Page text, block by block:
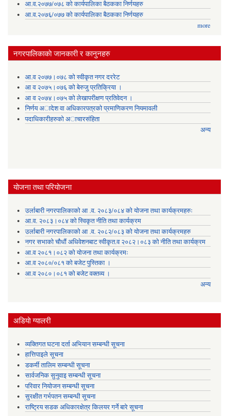
आ.व.२०७७/०७८ को कार्यपालिका बैठकका निर्णयहरु
आ.व.२०७६/०७७ को कार्यपालिका बैठकका निर्णयहरु
more
नगरपालिकाकाे जानकारी र कानुनहरु
आ.व २०७७।०७८ को स्वीकृत नगर दररेट
आ व २०७५।०७६ को बेरुजु प्रतिक्रिया ।
आ व २०७४।०७५ काे लेखापरीक्षण प्रतिवेदन ।
निर्णय अादेश वा अधिकारपत्रकाे प्रमाणिकरण नियमावली
पदाधिकारीहरुको अाचारसंहिता
अन्य
योजना तथा परियोजना
उर्लाबारी नगरपालिकाको आ .व. २०८३/०८४ को योजना तथा कार्यक्रमहरुः
आ.व. २०८३।०८४ को स्विकृत नीति तथा कार्यक्रम
उर्लाबारी नगरपालिकाको आ .व. २०८२/०८३ को योजना तथा कार्यक्रमहरु
नगर सभाको चौधौं अधिवेशनबाट स्वीकृत.व २०८२।०८३ को नीति तथा कार्यक्रम
आ.व २०८१।०८२ को योजना तथा कार्यक्रमः
आ.व २०८०/०८१ को बजेट पुस्तिका ।
आ.व २०८०।०८१ को बजेट वक्तव्य ।
अन्य
अडियाे ग्यालरी
व्यक्तिगत घटना दर्ता अभियान सम्बन्धी सूचना
हात्तिपाइले सूचना
डकर्मी तालिम सम्बन्धी सूचना
सार्वजनिक सुनुवाइ सम्बन्धी सूचना
परिवार नियोजन सम्बन्धी सूचना
सुरक्षीत गर्भपतन सम्बन्धी सूचना
राष्ट्रिय सडक अधिकारक्षेत्र किलयर गर्ने बारे सूचना